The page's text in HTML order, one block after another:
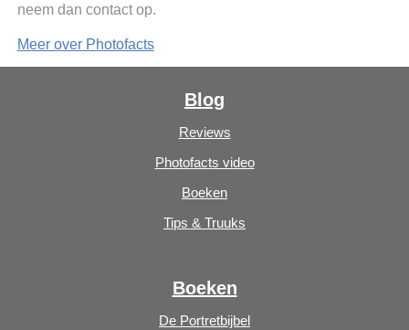
neem dan contact op.
Meer over Photofacts
Blog
Reviews
Photofacts video
Boeken
Tips & Truuks
Boeken
De Portretbijbel